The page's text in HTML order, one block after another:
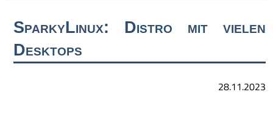
SparkyLinux: Distro mit vielen
Desktops
28.11.2023